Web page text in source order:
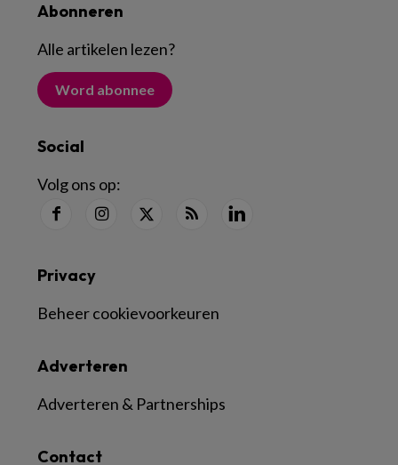
Abonneren
Alle artikelen lezen?
Word abonnee
Social
Volg ons op:
Contact
Adverteren
Adverteren & Partnerships
Privacy
Beheer cookievoorkeuren